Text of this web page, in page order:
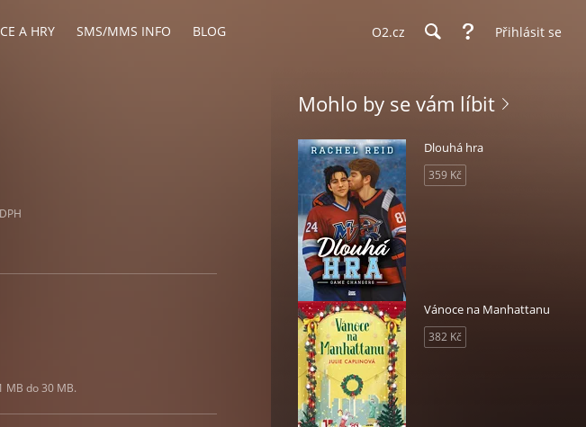
A HRY SMS/MMS INFO BLOG O2.cz Přihlásit se
MB do 30 MB.
Mohlo by se vám líbit
Dlouhá hra
359 Kč
Vánoce na Manhattanu
382 Kč